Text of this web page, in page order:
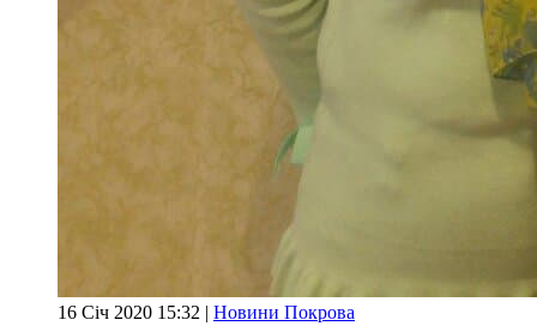
16 Січ 2020 15:32 | Новини Покрова